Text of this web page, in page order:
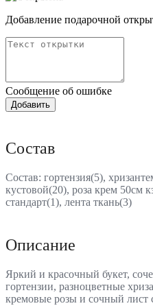
Добавление подарочной
Сообщение об ошибке
Состав
Состав: гортензия(5),
кустовой(20), роза крем 50см
стандарт(1), лента ткань(3)
Описание
Яркий и красочный букет,
гортензии, разноцветные
кремовые розы и сочный лист